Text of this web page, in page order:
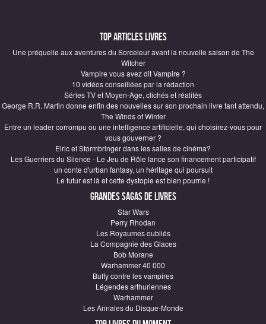
Top articles Livres
Une préquelle aux aventures du Sorceleur avant la nouvelle saison de The
Witcher
Vampire vous avez dit Vampire ?
10 vidéos conseillées par la rédaction
Séries TV et Moyen-Age, clichés et réalités
George R.R. Martin donne enfin des nouvelles sur son prochain livre tant attendu,
The Winds of Winter
Entre un leader corrompu ou une intelligence artificielle, qui choisirez-vous pour
vous gouverner ?
Elric et Stormbringer dans les salles de cinéma?
Les Guerriers du Silence - Le Jeu de Rôle lance son financement participatif
un conte d'urban fantasy, un héritage qui poursuit
Le futur est là et cette dystopie est bien pourrie !
Grandes sagas de Livres
Star Wars
Perry Rhodan
Les Royaumes oubliés
La Compagnie des Glaces
Bob Morane
Warhammer 40 000
Buffy contre les vampires
Légendes arthuriennes
Warhammer
Les Annales du Disque-Monde